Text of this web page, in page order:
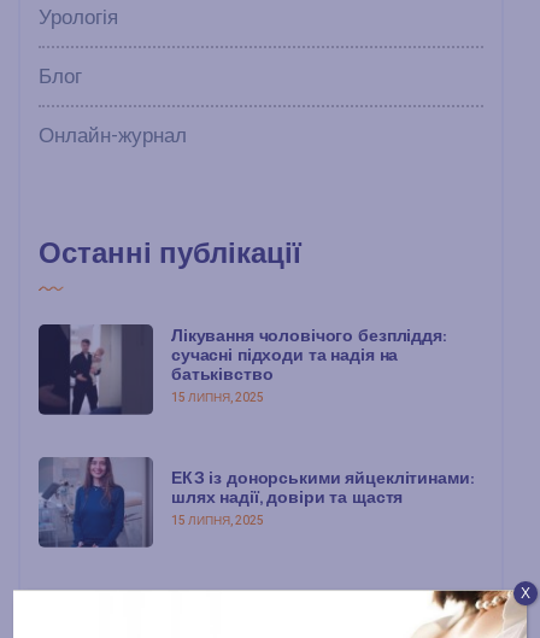
Урологія
Блог
Онлайн-журнал
Останні публікації
Лікування чоловічого безпліддя:
сучасні підходи та надія на
батьківство
15 ЛИПНЯ, 2025
ЕКЗ із донорськими яйцеклітинами:
шлях надії, довіри та щастя
15 ЛИПНЯ, 2025
Консультація з репродуктологом:
перший крок до мрії про дитину
Х